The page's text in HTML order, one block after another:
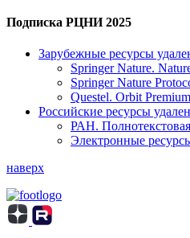
Подписка РЦНИ 2025
Зарубежные ресурсы
Springer Nature.
Springer Nature
Questel. Orbit
Российские ресурсы
РАН.
Электронные
наверх